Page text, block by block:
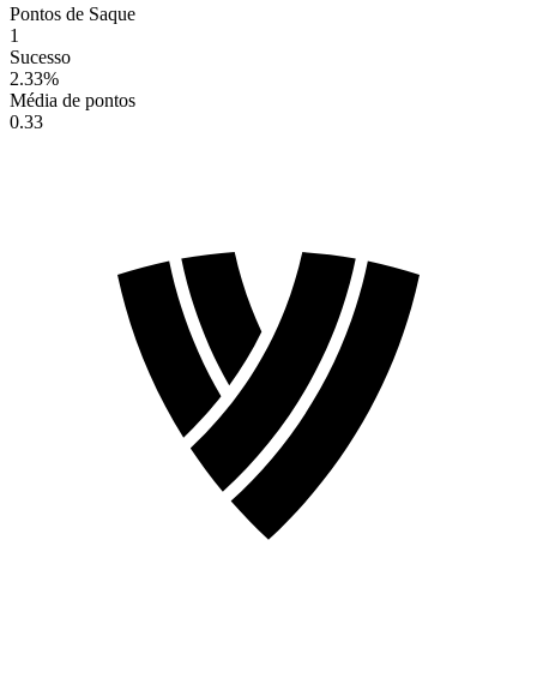
Pontos de Saque
1
Sucesso
2.33%
Média de pontos
0.33